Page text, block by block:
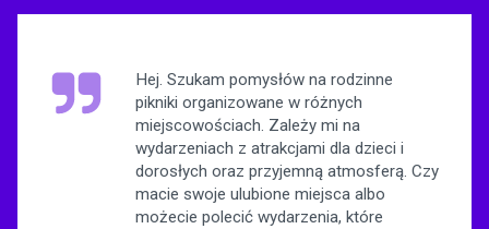
Hej. Szukam pomysłów na rodzinne
pikniki organizowane w różnych
miejscowościach. Zależy mi na
wydarzeniach z atrakcjami dla dzieci i
dorosłych oraz przyjemną atmosferą. Czy
macie swoje ulubione miejsca albo
możecie polecić wydarzenia, które